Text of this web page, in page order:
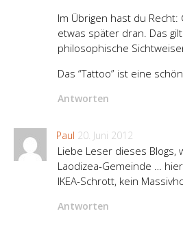
Im Übrigen hast du
etwas später dran. Das
philosophische
Das “Tattoo” ist eine
Antworten
Paul 20. Juni 2012
Liebe Leser dieses Blogs,
Laodizea-Gemeinde …
IKEA-Schrott, kein
Antworten